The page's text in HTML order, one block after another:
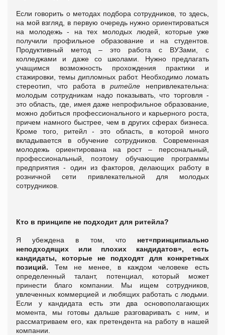
Если говорить о методах подбора сотрудников, то здесь,
на мой взгляд, в первую очередь нужно ориентироваться
на молодежь - на тех молодых людей, которые уже
получили профильное образование и на студентов.
Продуктивный метод – это работа с ВУЗами, с
колледжами и даже со школами. Нужно предлагать
учащимся возможность прохождения практики и
стажировки, темы дипломных работ. Необходимо ломать
стереотип, что работа вритейле непривлекательна:
молодым сотрудникам надо показывать, что торговля -
это область, где, имея даже непрофильное образование,
можно добиться профессионального и карьерного роста,
причем намного быстрее, чем в других сферах бизнеса.
Кроме того, ритейл - это область, в которой много
вкладывается в обучение сотрудников. Современная
молодежь ориентирована на рост – персональный,
профессиональный, поэтому обучающие программы
предприятия - один из факторов, делающих работу в
розничной сети привлекательной для молодых
сотрудников.
Кто в принципе не подходит для ритейла?
Я убеждена в том, что нет«принципиально
неподходящих или плохих кандидатов», есть
кандидаты, которые не подходят для конкретных
позиций. Тем не менее, в каждом человеке есть
определенный талант, потенциал, который может
принести благо компании. Мы ищем сотрудников,
увлеченных коммерцией и любящих работать с людьми.
Если у кандидата есть эти два основополагающих
момента, мы готовы дальше разговаривать с ним, и
рассматриваем его, как претендента на работу в нашей
компании.